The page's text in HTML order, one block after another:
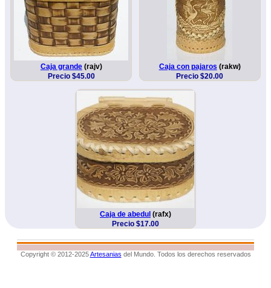
Caja grande(rajv)
Precio $45.00
Caja con pajaros (rakw)
Precio $20.00
Caja de abedul (rafx)
Precio $17.00
Copyright © 2012-2025Artesanias del Mundo. Todos los derechos reservados